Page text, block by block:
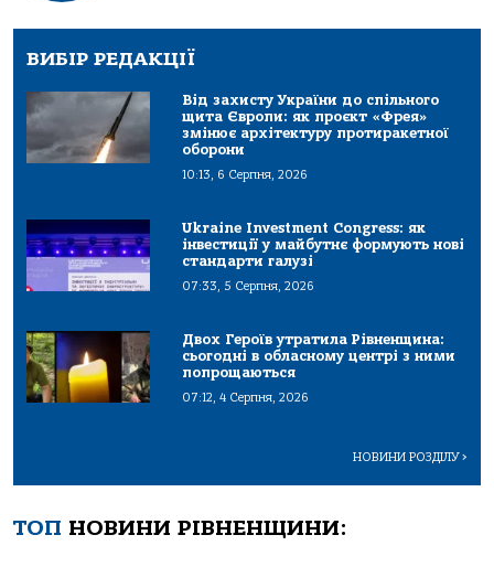
ВИБІР РЕДАКЦІЇ
Від захисту України до спільного
щита Європи: як проєкт «Фрея»
змінює архітектуру протиракетної
оборони
10:13, 6 Серпня, 2026
Ukraine Investment Congress: як
інвестиції у майбутнє формують нові
стандарти галузі
07:33, 5 Серпня, 2026
Двох Героїв утратила Рівненщина:
сьогодні в обласному центрі з ними
попрощаються
07:12, 4 Серпня, 2026
НОВИНИ РОЗДІЛУ>
ТОП НОВИНИ РІВНЕНЩИНИ: